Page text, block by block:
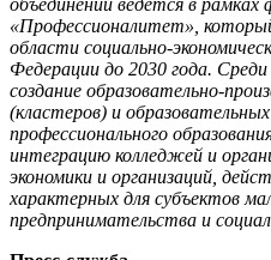
«Профессионалитет»,
области социально-
Федерации до 2030 года.
создание образовательно-
(кластеров) и
профессионального
интеграцию колледжей и
экономики и организаций,
характерных для субъектов
предпринимательства и